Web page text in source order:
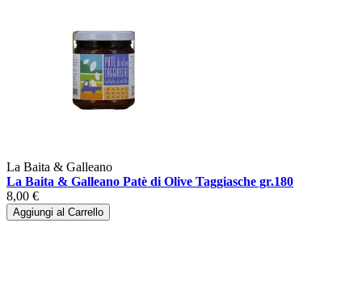
La Baita & Galleano
La Baita & Galleano Patè di Olive Taggiasche gr.180
8,00 €
Aggiungi al Carrello